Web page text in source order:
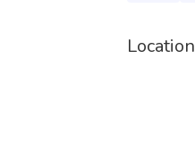
Location